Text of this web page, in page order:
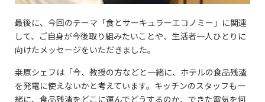
最後に、今回のテーマ「食とサーキュラーエコノミー」に関連
して、ご自身が今後取り組みたいことや、生活者一人ひとりに
向けたメッセージをいただきました。
桒原シェフは「今、教授の方などと一緒に、ホテルの食品残渣
を発電に使えないかと考えています。キッチンのスタッフも一
緒に、食品残渣をどこに運んでどうするのか、できた電気を何